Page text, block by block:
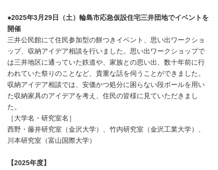
●2025年3月29日（土）輪島市応急仮設住宅三井団地でイベントを
開催
三井公民館にて住民参加型の餅つきイベント、思い出ワークショ
ップ、収納アイデア相談を行いました。思い出ワークショップで
は三井地区に通っていた鉄道や、家族との思い出、数十年前に行
われていた祭りのことなど、貴重な話を伺うことができました。
収納アイデア相談では、安価かつ処分に困らない段ボールを用い
た収納家具のアイデアを考え、住民の皆様に見ていただきまし
た。
［大学名・研究室名］
西野・藤井研究室（金沢大学）、竹内研究室（金沢工業大学）、
川本研究室（富山国際大学）
【2025年度】